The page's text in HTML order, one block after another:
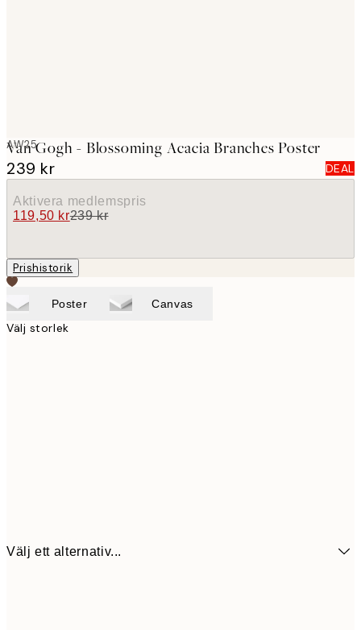
AW25
Van Gogh - Blossoming Acacia Branches Poster
239 kr DEAL
Aktivera medlemspris
119,50 kr239 kr
Prishistorik
Poster Canvas
Välj storlek
Välj ett alternativ...